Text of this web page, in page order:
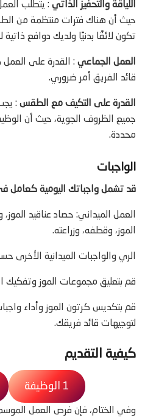
اللياقة والتحفيز الذاتي : يتطلب
حيث أن هناك فترات منتظمة من
تكون لائقًا بدنيًا ولديك دوافع
العمل الجماعي : القدرة على
قائد الفريق أمر ضروري.
القدرة على التكيف مع الطقس :
جميع الظروف الجوية، حيث أن
محددة.
الواجبات
قد تشمل واجباتك اليومية كعامل
العمل الميداني: حصاد عناقيد الموز،
الموز، وقطفه، وزراعته.
الري والواجبات الميدانية
قم بتعليق مجموعات الموز وتفكيك
قم بتكديس كرتون الموز وأداء
لتوجيهات قائد فريقك.
كيفية التقديم
1 الوظيفة
وفي الختام، فإن فرص العمل